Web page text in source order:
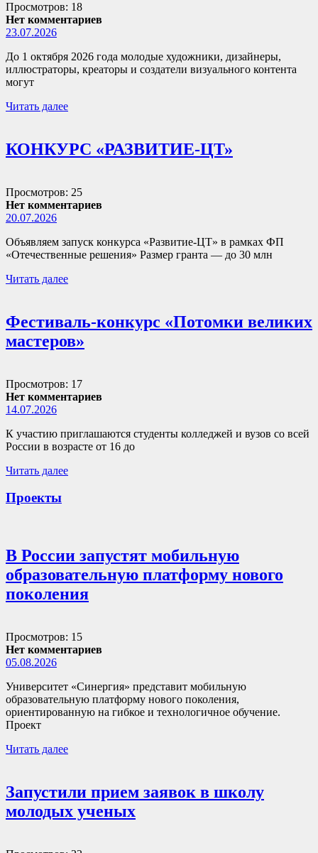
Просмотров: 18
Нет комментариев
23.07.2026
До 1 октября 2026 года молодые художники, дизайнеры,
иллюстраторы, креаторы и создатели визуального контента
могут
Читать далее
КОНКУРС «РАЗВИТИЕ-ЦТ»
Просмотров: 25
Нет комментариев
20.07.2026
Объявляем запуск конкурса «Развитие-ЦТ» в рамках ФП
«Отечественные решения» Размер гранта — до 30 млн
Читать далее
Фестиваль-конкурс «Потомки великих
мастеров»
Просмотров: 17
Нет комментариев
14.07.2026
К участию приглашаются студенты колледжей и вузов со всей
России в возрасте от 16 до
Читать далее
Проекты
В России запустят мобильную
образовательную платформу нового
поколения
Просмотров: 15
Нет комментариев
05.08.2026
Университет «Синергия» представит мобильную
образовательную платформу нового поколения,
ориентированную на гибкое и технологичное обучение.
Проект
Читать далее
Запустили прием заявок в школу
молодых ученых